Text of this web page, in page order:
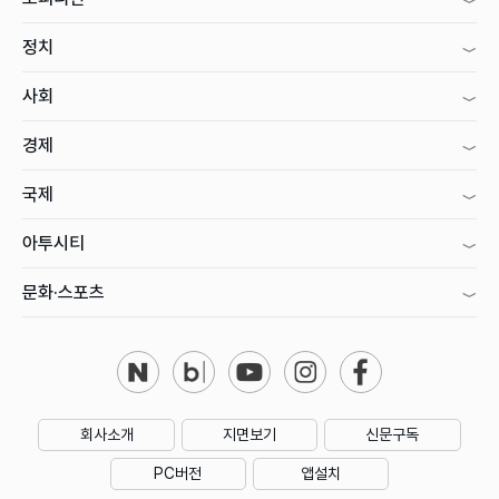
정치
사회
경제
국제
아투시티
문화·스포츠
회사소개 지면보기 신문구독
PC버전 앱설치